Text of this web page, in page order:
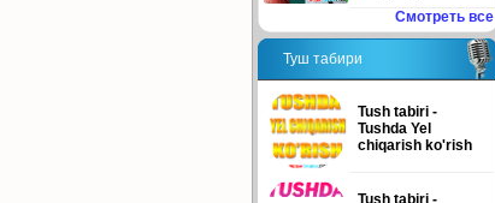
Смотреть все
Туш табири
Tush tabiri -
Tushda Yel
chiqarish ko'rish
Tush tabiri -